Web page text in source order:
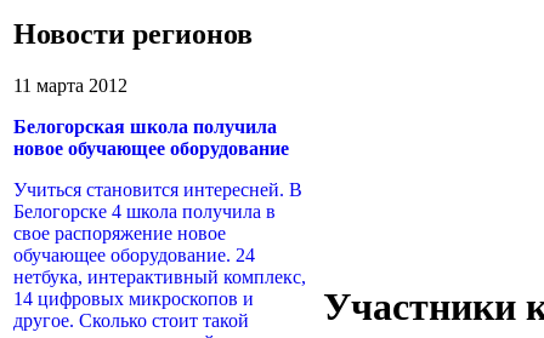
Новости регионов
11 марта 2012
Белогорская школа получила
новое обучающее оборудование
Учиться становится интересней. В
Белогорске 4 школа получила в
свое распоряжение новое
обучающее оборудование. 24
нетбука, интерактивный комплекс,
14 цифровых микроскопов и
другое. Сколько стоит такой
Участники